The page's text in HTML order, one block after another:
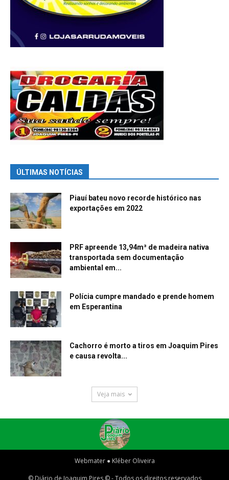
ÚLTIMAS NOTÍCIAS
Piauí bateu novo recorde histórico nas
exportações em 2022
PRF apreende 13,94m³ de madeira nativa
transportada sem documentação
ambiental em...
Polícia cumpre mandado e prende homem
em Esperantina
Cachorro é morto a tiros em Joaquim Pires
e causa revolta...
Veja mais
Webmater ● Kléber Oliveira